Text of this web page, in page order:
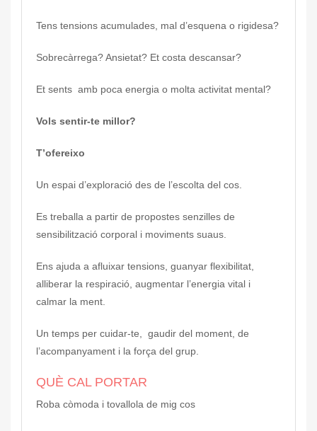
Tens tensions acumulades, mal d’esquena o rigidesa?
Sobrecàrrega? Ansietat? Et costa descansar?
Et sents amb poca energia o molta activitat mental?
Vols sentir-te millor?
T’ofereixo
Un espai d’exploració des de l’escolta del cos.
Es treballa a partir de propostes senzilles de
sensibilització corporal i moviments suaus.
Ens ajuda a afluixar tensions, guanyar flexibilitat,
alliberar la respiració, augmentar l’energia vital i
calmar la ment.
Un temps per cuidar-te, gaudir del moment, de
l’acompanyament i la força del grup.
QUÈ CAL PORTAR
Roba còmoda i tovallola de mig cos